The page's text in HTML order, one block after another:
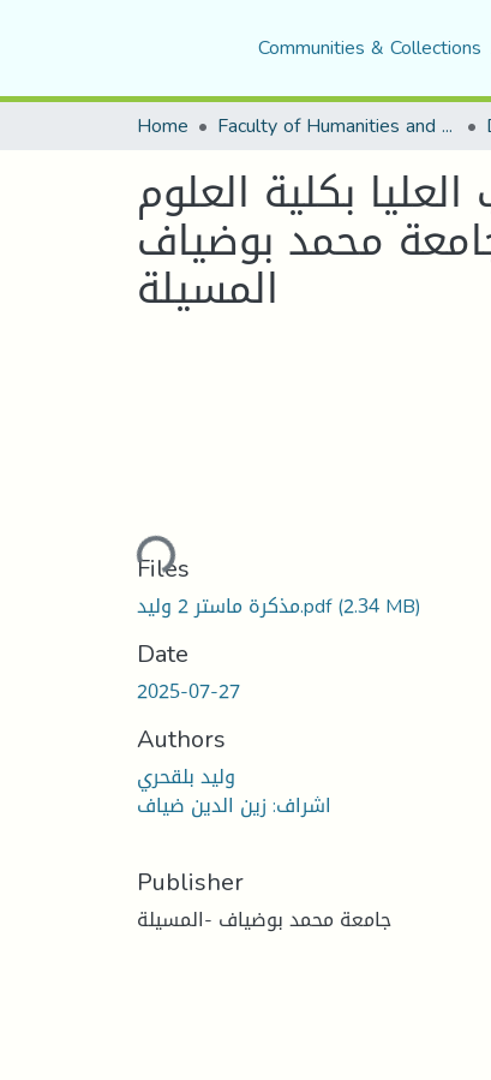
Communities & Collections
Home Faculty of Humanities and Social Sciences
بكلية العلوم
جامعة محمد بوضياف
المسيلة
Loading...
Files
مذكرة ماستر 2 وليد.pdf(2.34 MB)
Date
2025-07-27
Authors
وليد بلقحري
اشراف: زين الدين ضياف
Publisher
جامعة محمد بوضياف -المسيلة